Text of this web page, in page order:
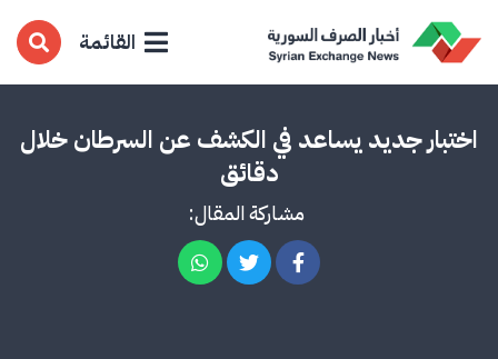
القائمة
اختبار جديد يساعد في الكشف عن السرطان خلال
دقائق
مشاركة المقال: